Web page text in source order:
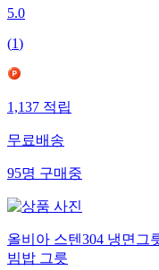
5.0
(1)
1,137적립
무료배송
95명구매중
올비아 스텐304 냉면그
빔밥 그릇